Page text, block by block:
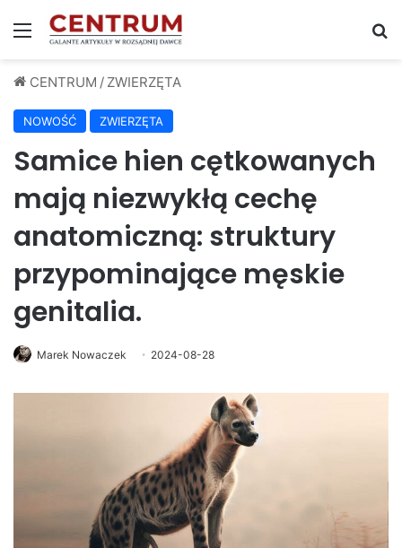
Menu
CENTRUM / ZWIERZĘTA
NOWOŚĆ ZWIERZĘTA
Samice hien cętkowanych
mają niezwykłą cechę
anatomiczną: struktury
przypominające męskie
genitalia.
Marek Nowaczek 2024-08-28